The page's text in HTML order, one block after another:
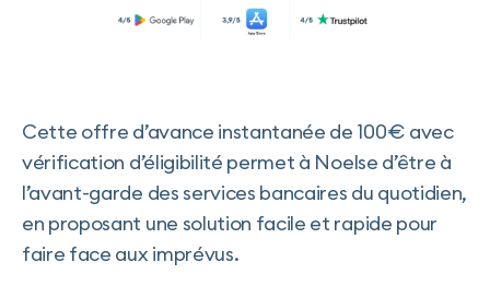
Cette offre d’avance instantanée de 100€ avec
vérification d’éligibilité permet à Noelse d’être à
l’avant-garde des services bancaires du quotidien,
en proposant une solution facile et rapide pour
faire face aux imprévus.